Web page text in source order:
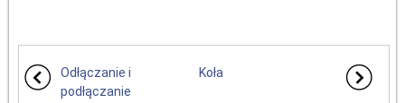
Odłączanie i
podłączanie
Koła